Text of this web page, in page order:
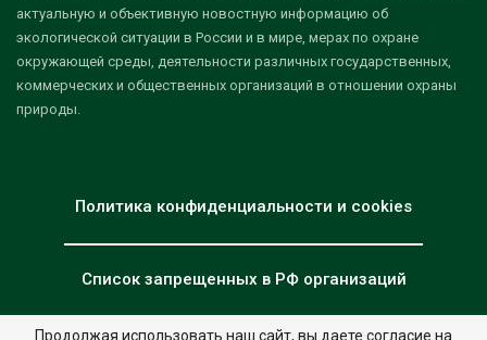
актуальную и объективную новостную информацию об
экологической ситуации в России и в мире, мерах по охране
окружающей среды, деятельности различных государственных,
коммерческих и общественных организаций в отношении охраны
природы.
Политика конфиденциальности и cookies
Список запрещенных в РФ организаций
Продолжая использовать наш сайт, вы даете согласие на